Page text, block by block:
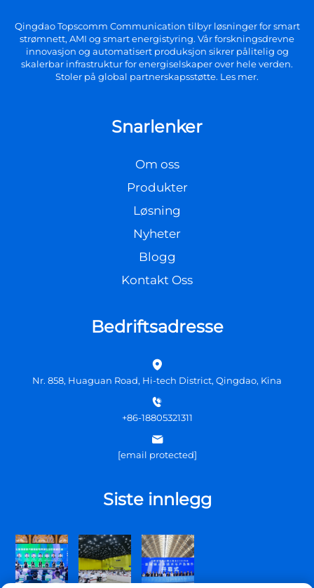
Qingdao Topscomm Communication tilbyr løsninger for smart
strømnett, AMI og smart energistyring. Vår forskningsdrevne
innovasjon og automatisert produksjon sikrer pålitelig og
skalerbar infrastruktur for energiselskaper over hele verden.
Stoler på global partnerskapsstøtte. Les mer.
Snarlenker
Om oss
Produkter
Løsning
Nyheter
Blogg
Kontakt Oss
Bedriftsadresse
Nr. 858, Huaguan Road, Hi-tech District, Qingdao, Kina
+86-18805321311
[email protected]
Siste innlegg